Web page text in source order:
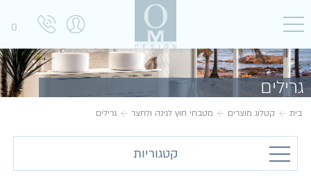
0
גרילים
בית קטלוג מוצרים מטבחי חוץ לגינה ולחצר גרילים
קטגוריות